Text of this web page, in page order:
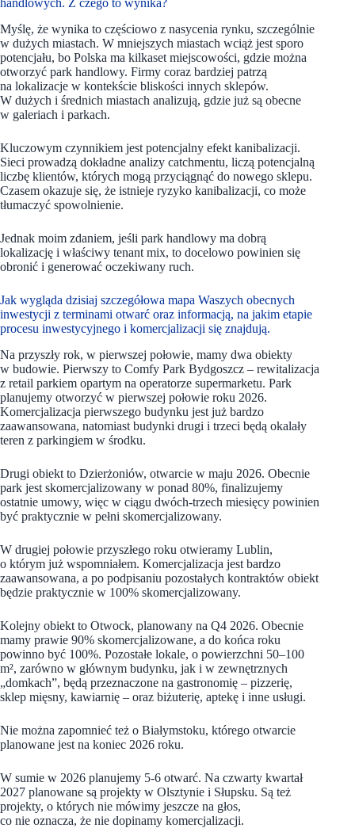
handlowych. Z czego to wynika?
Myślę, że wynika to częściowo z nasycenia rynku, szczególnie
w dużych miastach. W mniejszych miastach wciąż jest sporo
potencjału, bo Polska ma kilkaset miejscowości, gdzie można
otworzyć park handlowy. Firmy coraz bardziej patrzą
na lokalizacje w kontekście bliskości innych sklepów.
W dużych i średnich miastach analizują, gdzie już są obecne
w galeriach i parkach.
Kluczowym czynnikiem jest potencjalny efekt kanibalizacji.
Sieci prowadzą dokładne analizy catchmentu, liczą potencjalną
liczbę klientów, których mogą przyciągnąć do nowego sklepu.
Czasem okazuje się, że istnieje ryzyko kanibalizacji, co może
tłumaczyć spowolnienie.
Jednak moim zdaniem, jeśli park handlowy ma dobrą
lokalizację i właściwy tenant mix, to docelowo powinien się
obronić i generować oczekiwany ruch.
Jak wygląda dzisiaj szczegółowa mapa Waszych obecnych
inwestycji z terminami otwarć oraz informacją, na jakim etapie
procesu inwestycyjnego i komercjalizacji się znajdują.
Na przyszły rok, w pierwszej połowie, mamy dwa obiekty
w budowie. Pierwszy to Comfy Park Bydgoszcz – rewitalizacja
z retail parkiem opartym na operatorze supermarketu. Park
planujemy otworzyć w pierwszej połowie roku 2026.
Komercjalizacja pierwszego budynku jest już bardzo
zaawansowana, natomiast budynki drugi i trzeci będą okalały
teren z parkingiem w środku.
Drugi obiekt to Dzierżoniów, otwarcie w maju 2026. Obecnie
park jest skomercjalizowany w ponad 80%, finalizujemy
ostatnie umowy, więc w ciągu dwóch-trzech miesięcy powinien
być praktycznie w pełni skomercjalizowany.
W drugiej połowie przyszłego roku otwieramy Lublin,
o którym już wspomniałem. Komercjalizacja jest bardzo
zaawansowana, a po podpisaniu pozostałych kontraktów obiekt
będzie praktycznie w 100% skomercjalizowany.
Kolejny obiekt to Otwock, planowany na Q4 2026. Obecnie
mamy prawie 90% skomercjalizowane, a do końca roku
powinno być 100%. Pozostałe lokale, o powierzchni 50–100
m², zarówno w głównym budynku, jak i w zewnętrznych
„domkach”, będą przeznaczone na gastronomię – pizzerię,
sklep mięsny, kawiarnię – oraz biżuterię, aptekę i inne usługi.
Nie można zapomnieć też o Białymstoku, którego otwarcie
planowane jest na koniec 2026 roku.
W sumie w 2026 planujemy 5-6 otwarć. Na czwarty kwartał
2027 planowane są projekty w Olsztynie i Słupsku. Są też
projekty, o których nie mówimy jeszcze na głos,
co nie oznacza, że nie dopinamy komercjalizacji.